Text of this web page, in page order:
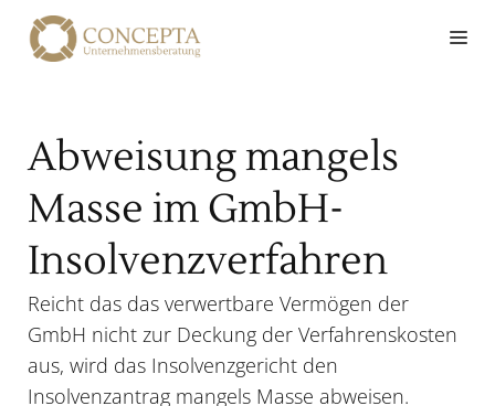
Zum
Inhalt
Abweisung mangels
Masse im GmbH-
Insolvenzverfahren
Reicht das das verwertbare Vermögen der
GmbH nicht zur Deckung der Verfahrenskosten
aus, wird das Insolvenzgericht den
Insolvenzantrag mangels Masse abweisen.